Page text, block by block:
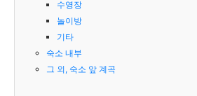
수영장
놀이방
기타
숙소 내부
그 외, 숙소 앞 계곡